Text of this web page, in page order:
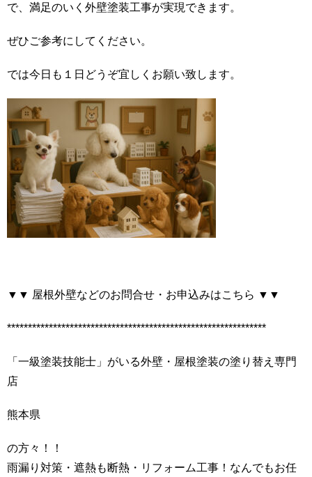
で、満足のいく外壁塗装工事が実現できます。
ぜひご参考にしてください。
では今日も１日どうぞ宜しくお願い致します。
▼▼ 屋根外壁などのお問合せ・お申込みはこちら ▼▼
**************************************************************
「一級塗装技能士」がいる外壁・屋根塗装の塗り替え専門
店
熊本県
の方々！！
雨漏り対策・遮熱も断熱・リフォーム工事！なんでもお任